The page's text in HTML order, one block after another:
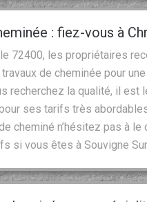
: fiez-vous à
72400, les propriétaires
de cheminée pour
recherchez la qualité, il est
ses tarifs très
cheminé n’hésitez pas à le
si vous êtes à Souvigne